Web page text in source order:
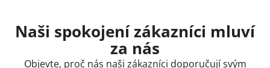
Naši spokojení zákazníci mluví
za nás
Objevte, proč nás naši zákazníci doporučují svým